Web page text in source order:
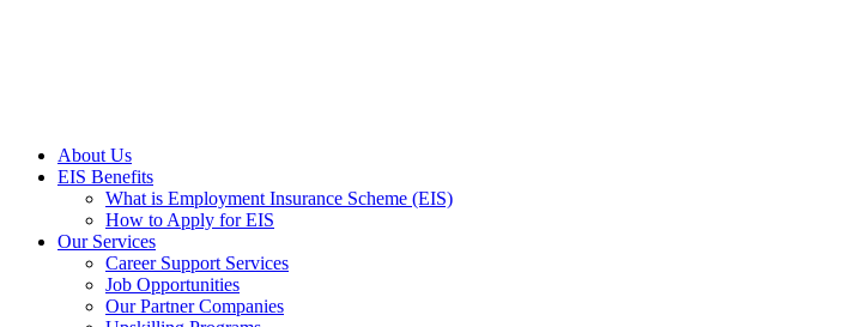
About Us
EIS Benefits
What is Employment Insurance Scheme (EIS)
How to Apply for EIS
Our Services
Career Support Services
Job Opportunities
Our Partner Companies